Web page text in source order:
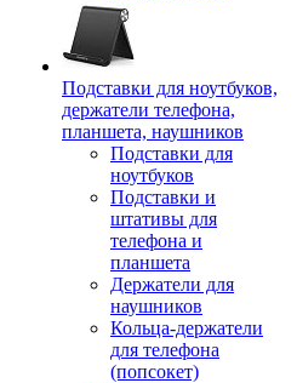
Подставки для ноутбуков,
держатели телефона,
планшета, наушников
Подставки для
ноутбуков
Подставки и
штативы для
телефона и
планшета
Держатели для
наушников
Кольца-держатели
для телефона
(попсокет)